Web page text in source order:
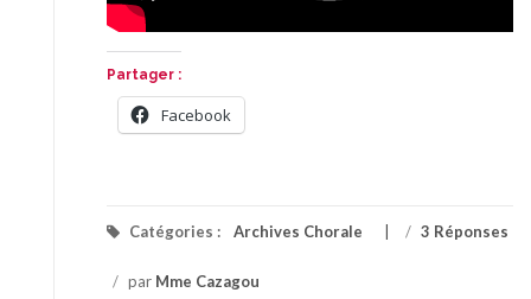
Partager :
Facebook
Catégories : Archives Chorale / 3 Réponses
/ par Mme Cazagou